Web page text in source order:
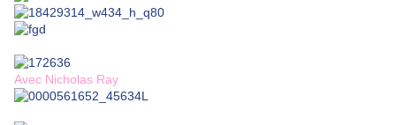
Avec Nicholas Ray